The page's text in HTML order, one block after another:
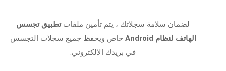
لضمان سلامة سجلاتك ، يتم تأمين ملفات تطبيق تجسس
الهاتف لنظام Android
خاص ويحفظ جميع سجلات التجسس
في بريدك الإلكتروني.